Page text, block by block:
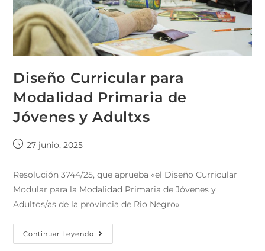
Diseño Curricular para
Modalidad Primaria de
Jóvenes y Adultxs
27 junio, 2025
Resolución 3744/25, que aprueba «el Diseño Curricular
Modular para la Modalidad Primaria de Jóvenes y
Adultos/as de la provincia de Rio Negro»
Continuar Leyendo